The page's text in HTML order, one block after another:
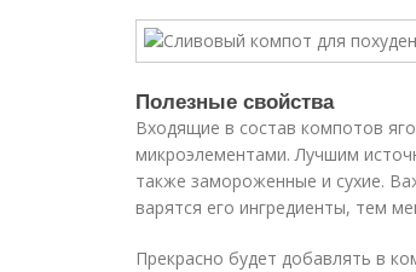
Полезные свойства
Входящие в состав компотов
микроэлементами. Лучшим
также замороженные и сухие.
варятся его ингредиенты, тем
Прекрасно будет добавлять в